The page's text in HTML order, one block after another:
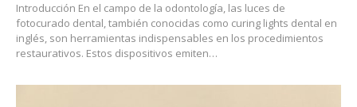
Introducción En el campo de la odontología, las luces de
fotocurado dental, también conocidas como curing lights dental en
inglés, son herramientas indispensables en los procedimientos
restaurativos. Estos dispositivos emiten…